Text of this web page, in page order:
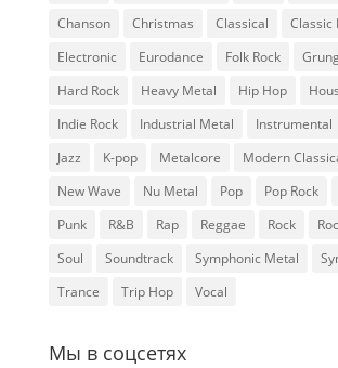
Chanson
Christmas Classical Classic
Electronic
Eurodance Folk Rock
Hard Rock
Heavy Metal Hip Hop
Indie Rock
Industrial Metal Instrumental
Jazz
K-pop Metalcore Modern
New Wave
Nu Metal Pop Pop Rock
Punk
R&B Rap Reggae Rock
Soul
Soundtrack Symphonic Metal
Trance
Trip Hop Vocal
Мы в соцсетях